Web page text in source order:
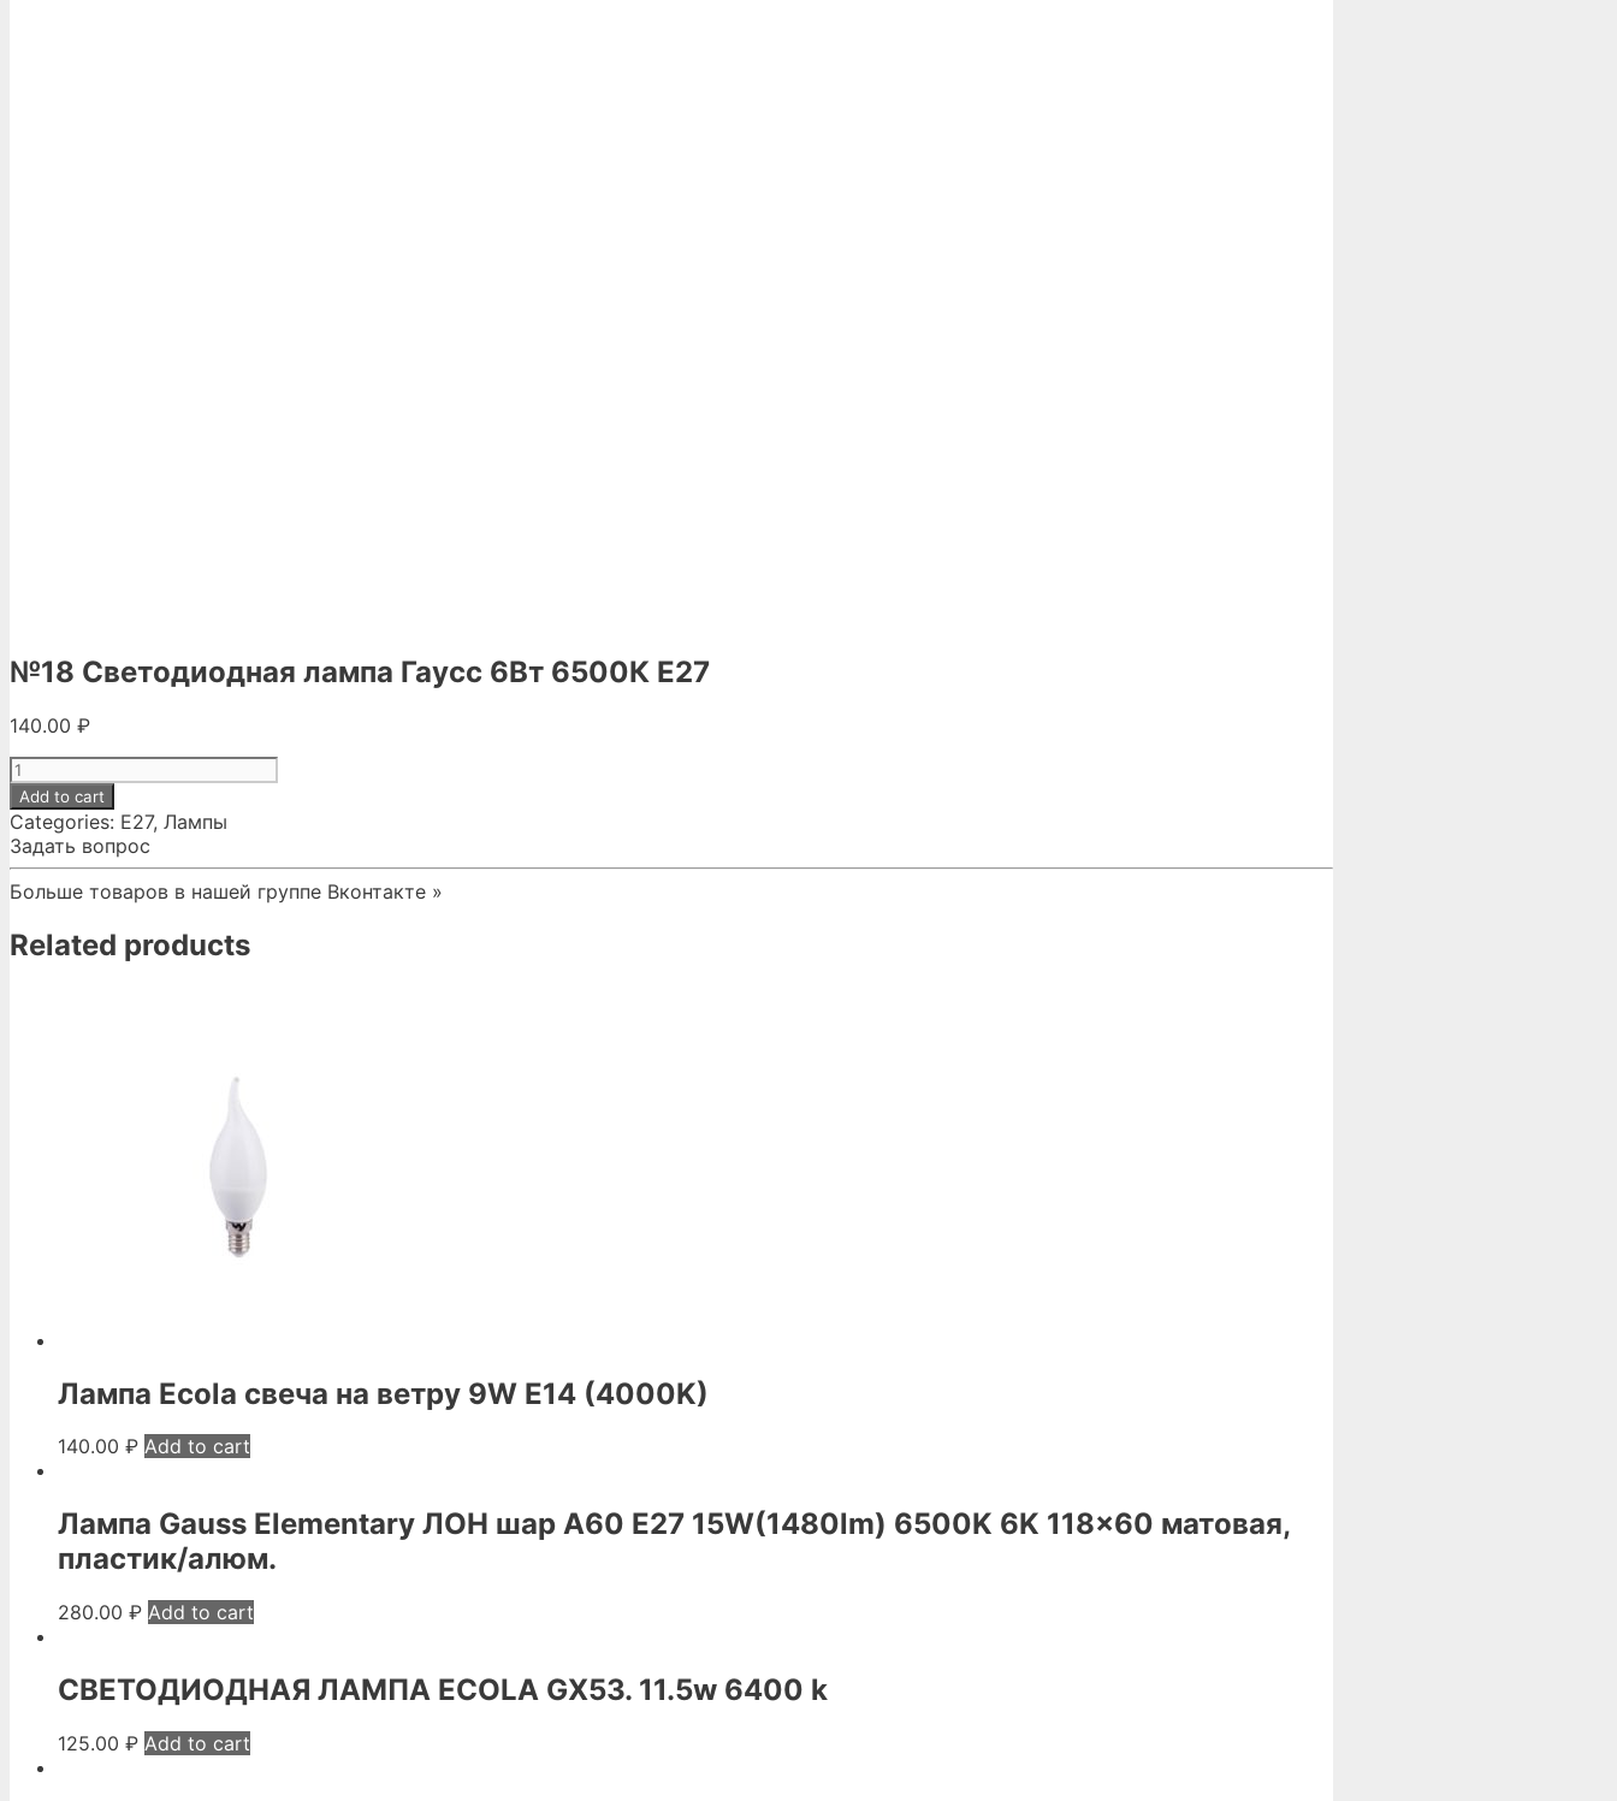
№18 Светодиодная лампа Гаусс 6Вт 6500К Е27
140.00 ₽
№18
Светодиодная
лампа
Гаусс
6Вт
6500К
quantity
Add to cart
Categories: Е27, Лампы
Задать вопрос
Больше товаров в нашей группе Вконтакте »
Related products
Лампа Ecola свеча на ветру 9W E14 (4000K)
140.00 ₽ Add to cart
Лампа Gauss Elementary ЛОН шар A60 E27 15W(1480lm) 6500K 6K 118×60 матовая,
пластик/алюм.
280.00 ₽ Add to cart
СВЕТОДИОДНАЯ ЛАМПА ECOLA GX53. 11.5w 6400 k
125.00 ₽ Add to cart